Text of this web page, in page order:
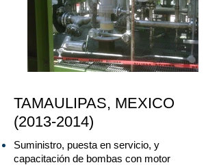
TAMAULIPAS, MEXICO
(2013-2014)
Suministro, puesta en servicio, y
capacitación de bombas con motor